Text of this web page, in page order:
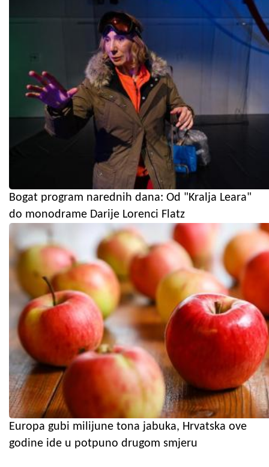
Bogat program narednih dana: Od "Kralja Leara"
do monodrame Darije Lorenci Flatz
Europa gubi milijune tona jabuka, Hrvatska ove
godine ide u potpuno drugom smjeru